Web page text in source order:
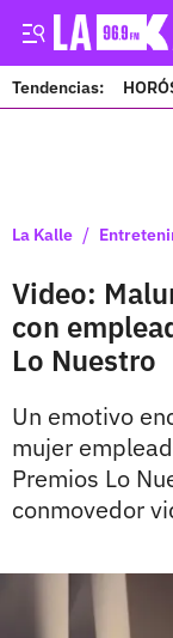
Tendencias:
La Kalle /
Video:
con
Lo Nuestro
Un emotivo
mujer
Premios Lo
conmovedor